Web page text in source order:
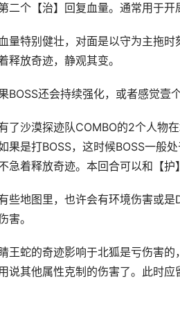
二个【治】回复血量。通常用于开
量特别健壮，对面是以守为主拖
释放奇迹，静观其变。
BOSS还会持续强化，或者感觉
了沙漠探迹队COMBO的2个人物
果是打BOSS，这时候BOSS一般
急着释放奇迹。本回合可以和【护
些地图里，也许会有环境伤害或
害。
王蛇的奇迹影响于北狐是亏伤害
说其他属性克制的伤害了。此时